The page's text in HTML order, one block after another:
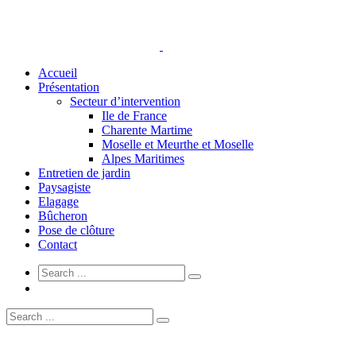
Accueil
Présentation
Secteur d’intervention
Ile de France
Charente Martime
Moselle et Meurthe et Moselle
Alpes Maritimes
Entretien de jardin
Paysagiste
Elagage
Bûcheron
Pose de clôture
Contact